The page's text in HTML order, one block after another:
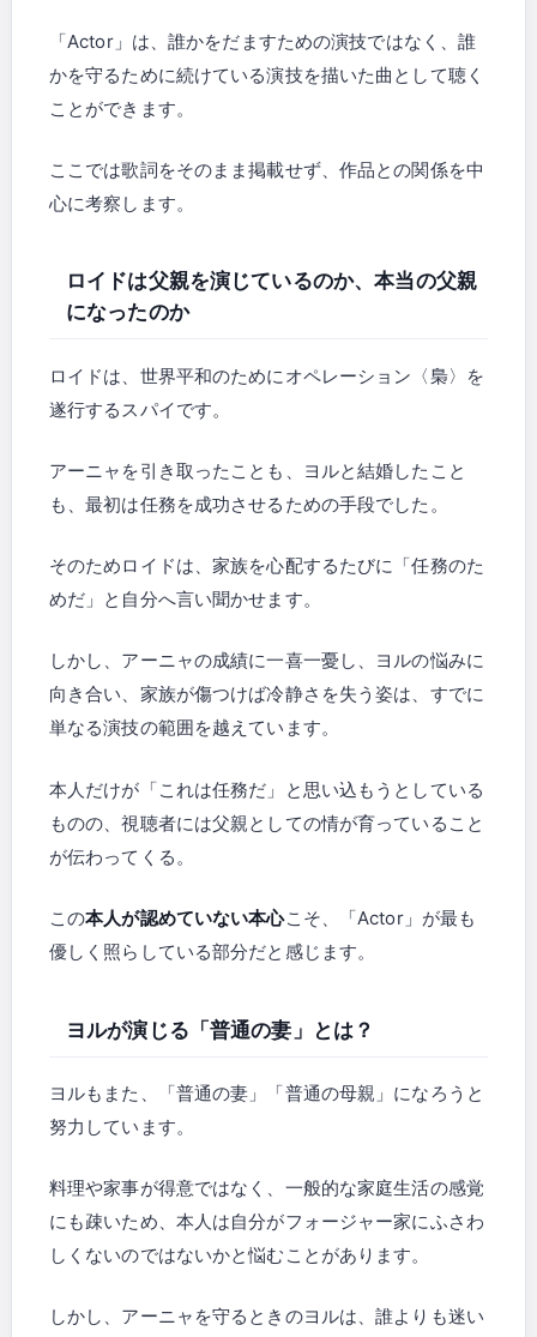
「Actor」は、誰かをだますための演技ではなく、誰
かを守るために続けている演技を描いた曲として聴く
ことができます。
ここでは歌詞をそのまま掲載せず、作品との関係を中
心に考察します。
ロイドは父親を演じているのか、本当の父親
になったのか
ロイドは、世界平和のためにオペレーション〈梟〉を
遂行するスパイです。
アーニャを引き取ったことも、ヨルと結婚したこと
も、最初は任務を成功させるための手段でした。
そのためロイドは、家族を心配するたびに「任務のた
めだ」と自分へ言い聞かせます。
しかし、アーニャの成績に一喜一憂し、ヨルの悩みに
向き合い、家族が傷つけば冷静さを失う姿は、すでに
単なる演技の範囲を越えています。
本人だけが「これは任務だ」と思い込もうとしている
ものの、視聴者には父親としての情が育っていること
が伝わってくる。
この本人が認めていない本心こそ、「Actor」が最も
優しく照らしている部分だと感じます。
ヨルが演じる「普通の妻」とは？
ヨルもまた、「普通の妻」「普通の母親」になろうと
努力しています。
料理や家事が得意ではなく、一般的な家庭生活の感覚
にも疎いため、本人は自分がフォージャー家にふさわ
しくないのではないかと悩むことがあります。
しかし、アーニャを守るときのヨルは、誰よりも迷い